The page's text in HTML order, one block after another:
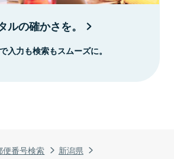
便番号検索
新潟県
ルの確かさを。
入力も検索もスムーズに。